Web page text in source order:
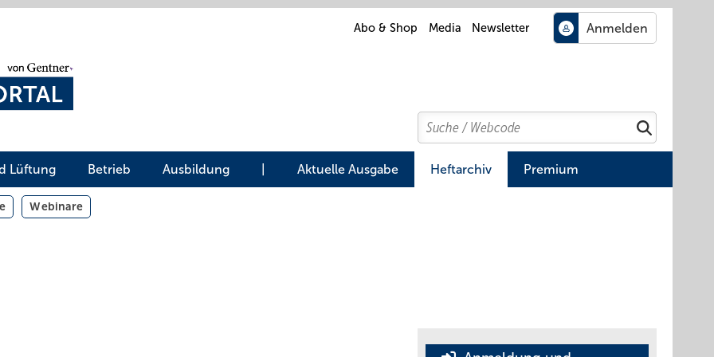
Abo & Shop Media Newsletter
Search
Suchen
Lüftung Betrieb Ausbildung Aktuelle Ausgabe Heftarchiv Premium
Webinare